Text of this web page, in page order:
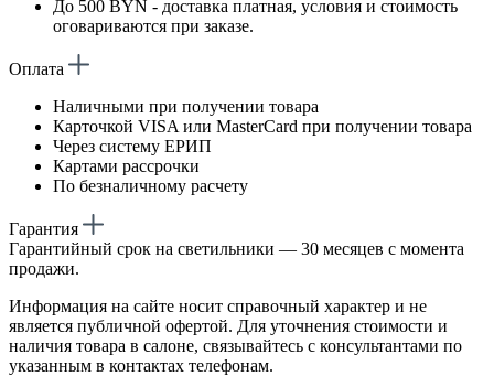
До 500 BYN - доставка платная, условия и стоимость
оговариваются при заказе.
Оплата
Наличными при получении товара
Карточкой VISA или MasterCard при получении товара
Через систему ЕРИП
Картами рассрочки
По безналичному расчету
Гарантия
Гарантийный срок на светильники — 30 месяцев с момента
продажи.
Информация на сайте носит справочный характер и не
является публичной офертой. Для уточнения стоимости и
наличия товара в салоне, связывайтесь с консультантами по
указанным в контактах телефонам.